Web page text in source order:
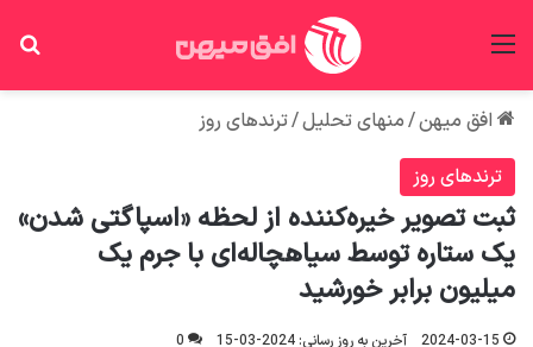
افق میهن/منهای تحلیل/ترندهای روز
ترندهای روز
ثبت تصویر خیره‌کننده از لحظه «اسپاگتی‌ شدن»
یک ستاره توسط سیاهچاله‌ای با جرم یک
میلیون برابر خورشید
2024-03-15 آخرین به روز رسانی: 2024-03-15
0